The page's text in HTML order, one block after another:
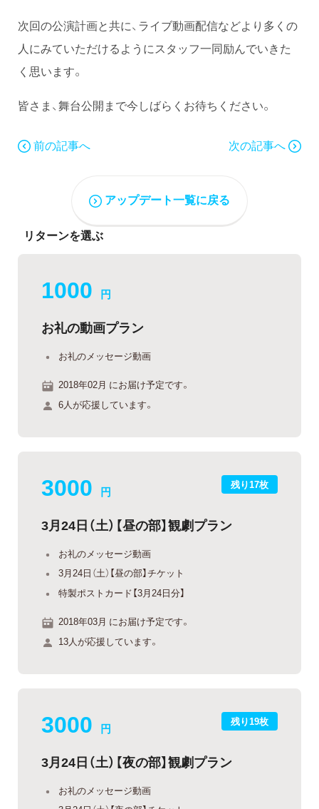
次回の公演計画と共に、ライブ動画配信などより多くの
人にみていただけるようにスタッフ一同励んでいきた
く思います。
皆さま、舞台公開まで今しばらくお待ちください。
前の記事へ 次の記事へ
アップデート一覧に戻る
リターンを選ぶ
1000 円
お礼の動画プラン
お礼のメッセージ動画
2018年02月 にお届け予定です。
6人が応援しています。
残り17枚
3000 円
3月24日（土）【昼の部】観劇プラン
お礼のメッセージ動画
3月24日（土）【昼の部】チケット
特製ポストカード【3月24日分】
2018年03月 にお届け予定です。
13人が応援しています。
残り19枚
3000 円
3月24日（土）【夜の部】観劇プラン
お礼のメッセージ動画